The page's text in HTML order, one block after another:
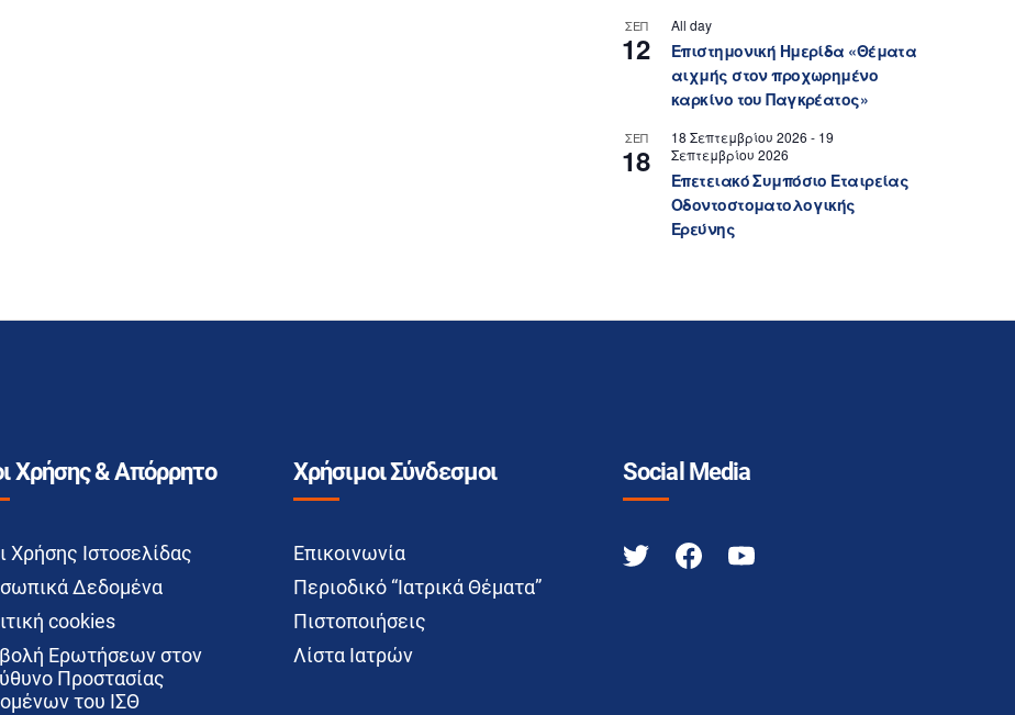
ΣΕΠ
12
All day
Επιστημονική Ημερίδα «Θέματα
αιχμής στον προχωρημένο
καρκίνο του Παγκρέατος»
ΣΕΠ
18
18 Σεπτεμβρίου 2026 - 19
Σεπτεμβρίου 2026
Επετειακό Συμπόσιο Εταιρείας
Οδοντοστοματολογικής
Ερεύνης
Χρήσης & Απόρρητο
Χρήσης Ιστοσελίδας
Δεδομένα
cookies
Ερωτήσεων στον
Προστασίας
του ΙΣΘ
Χρήσιμοι Σύνδεσμοι
Επικοινωνία
Περιοδικό “Ιατρικά Θέματα”
Πιστοποιήσεις
Λίστα Ιατρών
Social Media